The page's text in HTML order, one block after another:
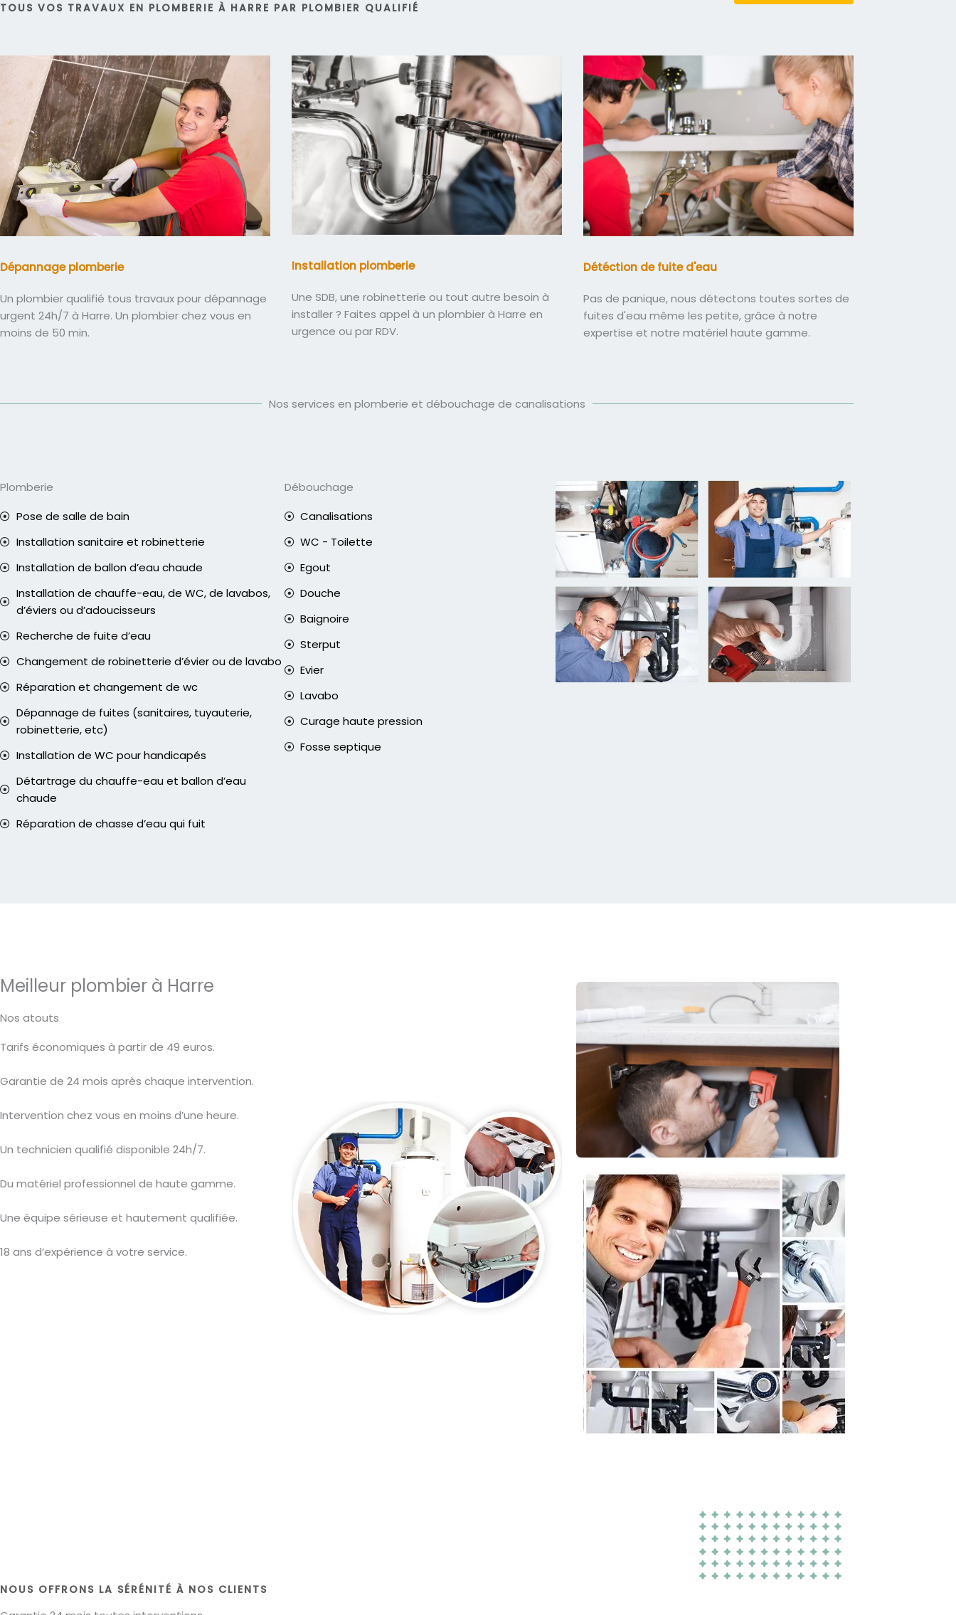
TOUS VOS TRAVAUX EN PLOMBERIE À HARRE PAR PLOMBIER QUALIFIÉ
Dépannage plomberie
Un plombier qualifié tous travaux pour dépannage
urgent 24h/7 à Harre. Un plombier chez vous en
moins de 50 min.
Installation plomberie
Une SDB, une robinetterie ou tout autre besoin à
installer ? Faites appel à un plombier à Harre en
urgence ou par RDV.
Détéction de fuite d'eau
Pas de panique, nous détectons toutes sortes de
fuites d'eau même les petite, grâce à notre
expertise et notre matériel haute gamme.
Nos services en plomberie et débouchage de canalisations
Plomberie
Pose de salle de bain
Installation sanitaire et robinetterie
Installation de ballon d’eau chaude
Installation de chauffe-eau, de WC, de lavabos,
d’éviers ou d’adoucisseurs
Recherche de fuite d’eau
Changement de robinetterie d’évier ou de lavabo
Réparation et changement de wc
Dépannage de fuites (sanitaires, tuyauterie,
robinetterie, etc)
Installation de WC pour handicapés
Détartrage du chauffe-eau et ballon d’eau
chaude
Réparation de chasse d’eau qui fuit
Débouchage
Canalisations
WC - Toilette
Egout
Douche
Baignoire
Sterput
Evier
Lavabo
Curage haute pression
Fosse septique
Meilleur plombier à Harre
Nos atouts
Tarifs économiques à partir de 49 euros.
Garantie de 24 mois après chaque intervention.
Intervention chez vous en moins d’une heure.
Un technicien qualifié disponible 24h/7.
Du matériel professionnel de haute gamme.
Une équipe sérieuse et hautement qualifiée.
18 ans d’expérience à votre service.
NOUS OFFRONS LA SÉRÉNITÉ À NOS CLIENTS